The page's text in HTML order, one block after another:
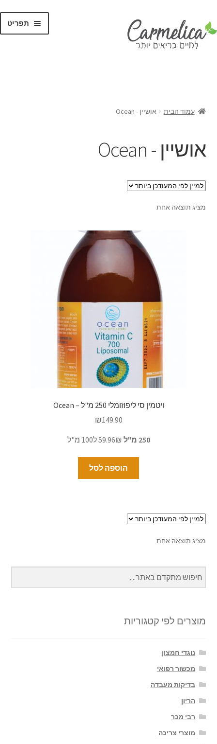
תפריט
עמוד הבית אושיין - Ocean
אושיין - Ocean
מציג תוצאה אחת
ויטמין סי ליפוזומלי 250 מ"ל – Ocean
₪149.90
250 מ"ל 59.96₪ ל100 מ"ל
הוספה לסל
מציג תוצאה אחת
מוצרים לפי קטגוריות
נוגדי חמצון
מכשור רפואי
בדיקות מעבדה
הריון
רבי מכר
מוצרי צריכה